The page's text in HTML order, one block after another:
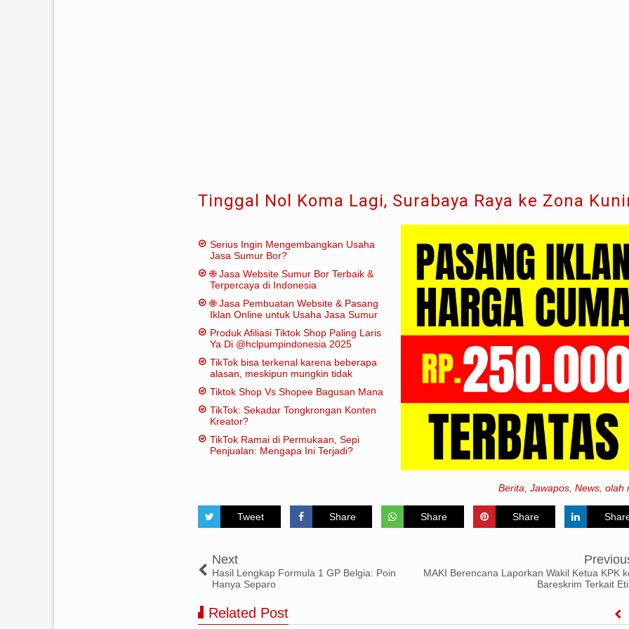
Tinggal Nol Koma Lagi, Surabaya Raya ke Zona
Serius Ingin Mengembangkan Usaha
Jasa Sumur Bor?
🌐 Jasa Website Sumur Bor Terbaik &
Terpercaya di Indonesia
🌐 Jasa Pembuatan Website & Pasang
Iklan Online untuk Usaha Jasa Sumur
Produk Afiliasi Tiktok Shop Paling Laris
Ya Di @hclpumpindonesia 2025
TikTok bisa terkenal karena beberapa
alasan, meskipun mungkin tidak
tradisional:
Tiktok Shop Vs Shopee Bagusan Mana
TikTok: Sekadar Tongkrongan Konten
Kreator?
TikTok Ramai di Permukaan, Sepi
Penjualan: Mengapa Ini Terjadi?
Berita Jawapos News olah
Tweet Share Share Share
Next
Hasil Lengkap Formula 1 GP Belgia: Poin
Hanya Separo
MAKI Berencana Laporkan Wakil Ketua KPK
Bareskrim Terkait
Related Post